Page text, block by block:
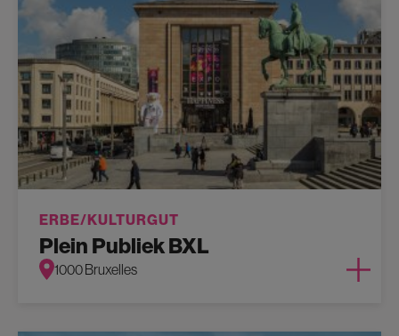
ERBE/KULTURGUT
Plein Publiek BXL
1000 Bruxelles